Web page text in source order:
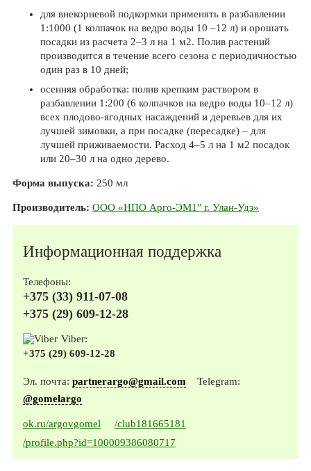
для внекорневой подкормки применять в разбавлении
1:1000 (1 колпачок на ведро воды 10 –12 л) и орошать
посадки из расчета 2–3 л на 1 м2. Полив растений
производится в течение всего сезона с периодичностью
один раз в 10 дней;
осенняя обработка: полив крепким раствором в
разбавлении 1:200 (6 колпачков на ведро воды 10–12 л)
всех плодово-ягодных насаждений и деревьев для их
лучшей зимовки, а при посадке (пересадке) – для
лучшей приживаемости. Расход 4–5 л на 1 м2 посадок
или 20–30 л на одно дерево.
Форма выпуска: 250 мл
Производитель: ООО «НПО Арго-ЭМ1″ г. Улан-Удэ»
Информационная поддержка
Телефоны:
+375 (33) 911-07-08
+375 (29) 609-12-28
Viber:
+375 (29) 609-12-28
Эл. почта: partnerargo@gmail.com Telegram:
@gomelargo
ok.ru/argovgomel
/club181665181
/profile.php?id=100009386080717